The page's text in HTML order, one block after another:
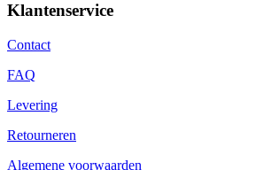
Klantenservice
Contact
FAQ
Levering
Retourneren
Algemene voorwaarden